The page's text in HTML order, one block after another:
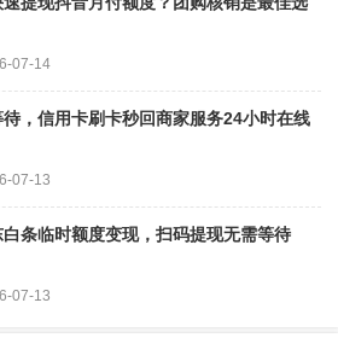
07-14
，信用卡刷卡秒回商家服务24小时在线
07-13
条临时额度变现，扫码提现无需等待
07-13